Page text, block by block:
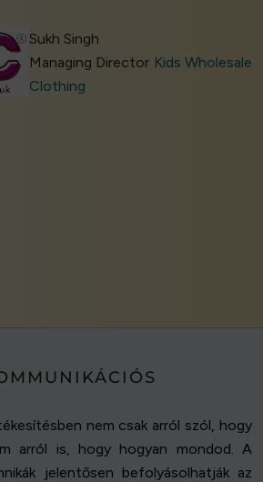
Sukh Singh
Managing Director Kids Wholesale
Clothing
nem csak arról szól, hogy
arról is, hogy hogyan mondod. A
jelentősen befolyásolhatják az